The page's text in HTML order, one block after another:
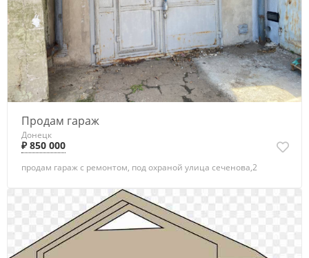
Продам гараж
Донецк
₽ 850 000
продам гараж с ремонтом, под охраной улица сеченова,2